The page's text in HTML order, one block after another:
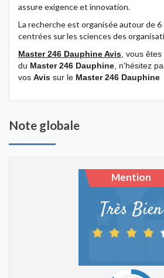
assure exigence et innovation.
La recherche est organisée autour de
centrées sur les sciences des
Master 246 Dauphine Avis , vous
du Master 246 Dauphine , n'hésitez
vos Avis sur le Master 246 Dauphine
Note globale
Mention
Très Bien